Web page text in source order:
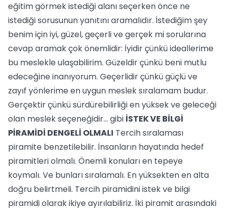
eğitim görmek istediği alanı seçerken önce ne
istediği sorusunun yanıtını aramalıdır. İstediğim şey
benim için iyi, güzel, geçerli ve gerçek mi sorularına
cevap aramak çok önemlidir: İyidir çünkü ideallerime
bu meslekle ulaşabilirim. Güzeldir çünkü beni mutlu
edeceğine inanıyorum. Geçerlidir çünkü güçlü ve
zayıf yönlerime en uygun meslek sıralamam budur.
Gerçektir çünkü sürdürebilirliği en yüksek ve geleceği
olan meslek seçeneğidir... gibi İSTEK VE BİLGİ
PİRAMİDİ DENGELİ OLMALI Tercih sıralaması
piramite benzetilebilir. İnsanların hayatında hedef
piramitleri olmalı. Önemli konuları en tepeye
koymalı. Ve bunları sıralamalı. En yüksekten en alta
doğru belirtmeli. Tercih piramidini istek ve bilgi
piramidi olarak ikiye ayırılabiliriz. İki piramit arasındaki